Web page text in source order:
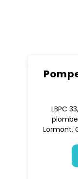
LBPC
Lormont,